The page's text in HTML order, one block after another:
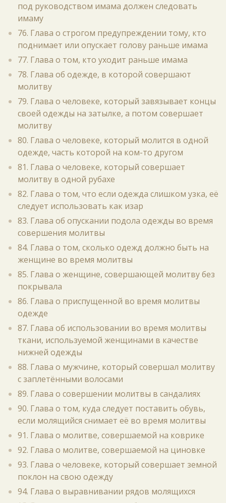
под руководством имама должен следовать
имаму
76. Глава о строгом предупреждении тому, кто
поднимает или опускает голову раньше имама
77. Глава о том, кто уходит раньше имама
78. Глава об одежде, в которой совершают
молитву
79. Глава о человеке, который завязывает концы
своей одежды на затылке, а потом совершает
молитву
80. Глава о человеке, который молится в одной
одежде, часть которой на ком-то другом
81. Глава о человеке, который совершает
молитву в одной рубахе
82. Глава о том, что если одежда слишком узка, её
следует использовать как изар
83. Глава об опускании подола одежды во время
совершения молитвы
84. Глава о том, сколько одежд должно быть на
женщине во время молитвы
85. Глава о женщине, совершающей молитву без
покрывала
86. Глава о приспущенной во время молитвы
одежде
87. Глава об использовании во время молитвы
ткани, используемой женщинами в качестве
нижней одежды
88. Глава о мужчине, который совершал молитву
с заплетёнными волосами
89. Глава о совершении молитвы в сандалиях
90. Глава о том, куда следует поставить обувь,
если молящийся снимает её во время молитвы
91. Глава о молитве, совершаемой на коврике
92. Глава о молитве, совершаемой на циновке
93. Глава о человеке, который совершает земной
поклон на свою одежду
94. Глава о выравнивании рядов молящихся